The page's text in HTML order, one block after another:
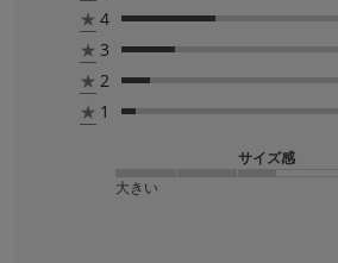
★ 4
★ 3
★ 2
★ 1
サイズ感
大きい